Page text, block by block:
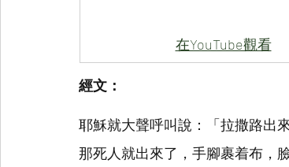
在YouTube觀看
經文：
耶穌就大聲呼叫說：「拉撒路出來
那死人就出來了，手腳裹着布，